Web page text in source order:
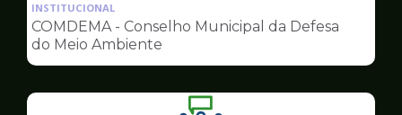
pagina
Conselhos
INSTITUCIONAL
COMDEMA - Conselho Municipal da Defesa
do Meio Ambiente